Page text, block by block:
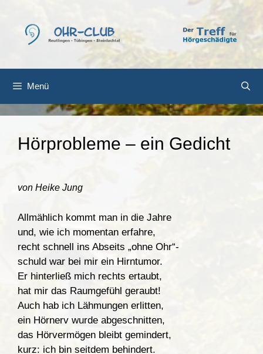
springen
Menü
Hörprobleme – ein Gedicht
von Heike Jung
Allmählich kommt man in die Jahre
und, wie ich momentan erfahre,
recht schnell ins Abseits „ohne Ohr“-
schuld war bei mir ein Hirntumor.
Er hinterließ mich rechts ertaubt,
hat mir das Raumgefühl geraubt!
Auch hab ich Lähmungen erlitten,
ein Hörnerv wurde abgeschnitten,
das Hörvermögen bleibt gemindert,
kurz: ich bin seitdem behindert.